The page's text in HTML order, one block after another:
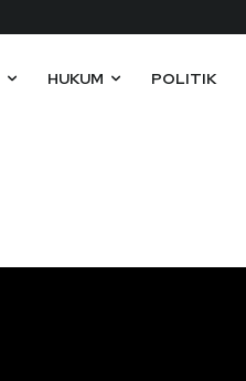
HUKUM POLITIK